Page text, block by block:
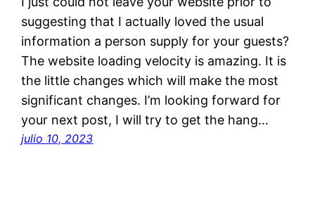
suggesting that I actually loved the usual
information a person supply for your guests?
The website loading velocity is amazing. It is
the little changes which will make the most
significant changes. I’m looking forward for
your next post, I will try to get the hang…
julio 10, 2023